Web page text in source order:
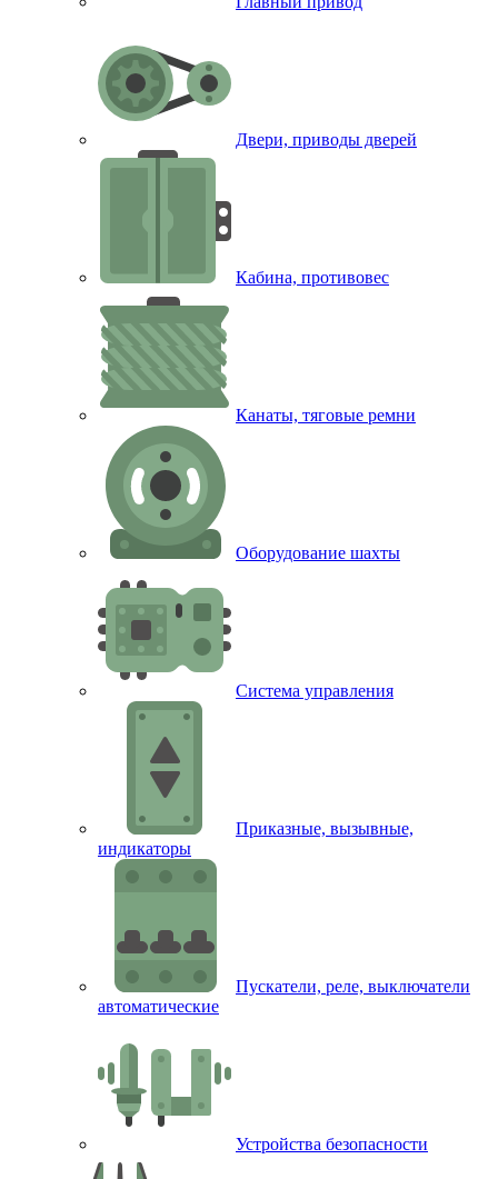
Двери, приводы дверей
Кабина, противовес
Канаты, тяговые ремни
Оборудование шахты
Система управления
Приказные, вызывные,
индикаторы
Пускатели, реле, выключатели
автоматические
Устройства безопасности